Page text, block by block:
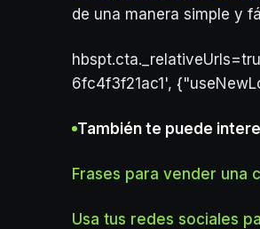
de una manera simple y
6fc4f3f21ac1',
También te puede
Frases para vender una
Usa tus redes sociales